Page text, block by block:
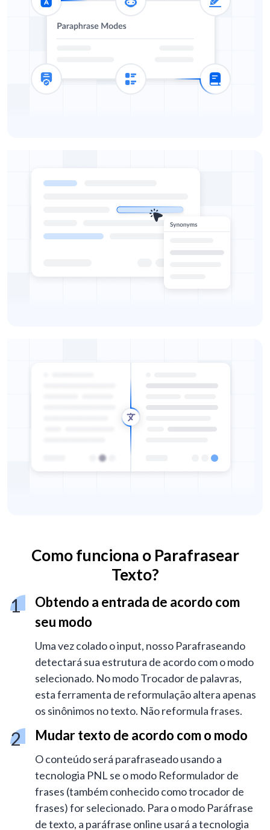
Como funciona o Parafrasear
Texto?
Obtendo a entrada de acordo com
seu modo
Uma vez colado o input, nosso Parafraseando
detectará sua estrutura de acordo com o modo
selecionado. No modo Trocador de palavras,
esta ferramenta de reformulação altera apenas
os sinônimos no texto. Não reformula frases.
Mudar texto de acordo com o modo
O conteúdo será parafraseado usando a
tecnologia PNL se o modo Reformulador de
frases (também conhecido como trocador de
frases) for selecionado. Para o modo Paráfrase
de texto, a paráfrase online usará a tecnologia